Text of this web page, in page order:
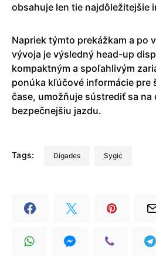
obsahuje len tie najdôležitejšie
Napriek týmto prekážkam a po
vývoja je výsledný head-up
kompaktným a spoľahlivým
ponúka kľúčové informácie pre
čase, umožňuje sústrediť sa na
bezpečnejšiu jazdu.
Tags: Digades Sygic